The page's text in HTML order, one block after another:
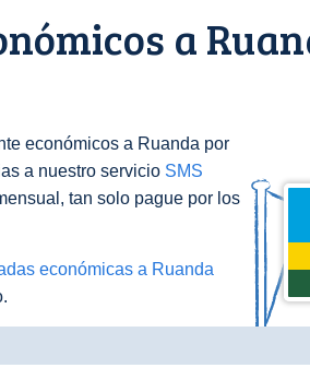
a
económicos a Ruanda por
a nuestro servicio SMS
tan solo pague por los
económicas a Ruanda